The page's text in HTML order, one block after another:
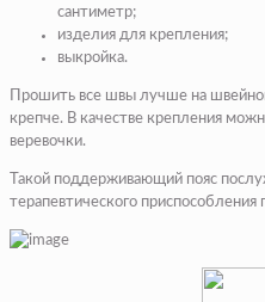
сантиметр;
изделия для крепления;
выкройка.
Прошить все швы лучше на
крепче. В качестве крепления
веревочки.
Такой поддерживающий пояс
терапевтического приспособления